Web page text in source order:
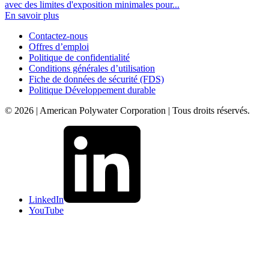
avec des limites d'exposition minimales pour...
En savoir plus
Contactez-nous
Offres d’emploi
Politique de confidentialité
Conditions générales d’utilisation
Fiche de données de sécurité (FDS)
Politique Développement durable
© 2026 | American Polywater Corporation | Tous droits réservés.
LinkedIn
YouTube